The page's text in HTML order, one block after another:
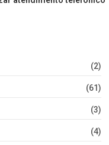
(2)
(61)
(3)
(4)